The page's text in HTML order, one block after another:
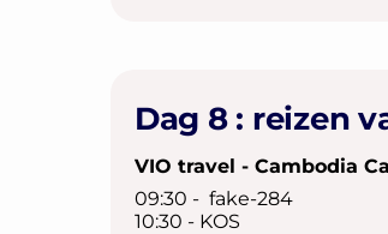
Dag 8 : reizen
VIO travel - Cambodia
09:30 - fake-284
10:30 - KOS